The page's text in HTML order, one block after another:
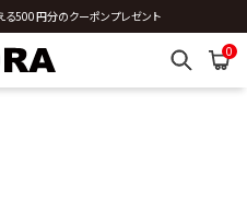
円以上のご購入時
500円分のクーポンプレゼント
0